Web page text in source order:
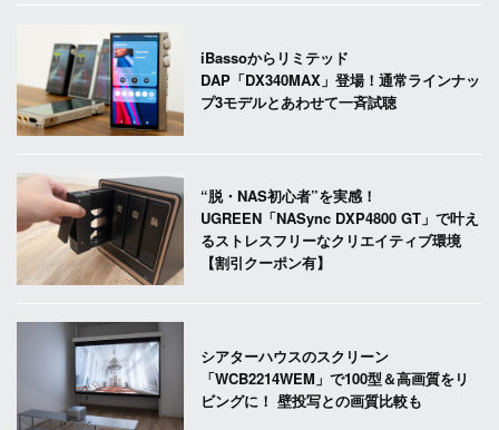
iBassoからリミテッド
DAP「DX340MAX」登場！通常ラインナッ
プ3モデルとあわせて一斉試聴
“脱・NAS初心者”を実感！
UGREEN「NASync DXP4800 GT」で叶え
るストレスフリーなクリエイティブ環境
【割引クーポン有】
シアターハウスのスクリーン
「WCB2214WEM」で100型＆高画質をリ
ビングに！ 壁投写との画質比較も